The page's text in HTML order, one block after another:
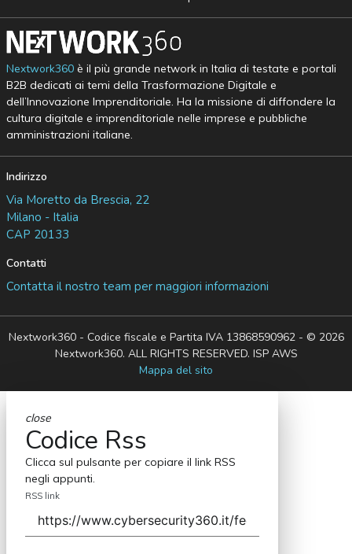
Nextwork360è il più grande network in Italia di testate e portali
B2B dedicati ai temi della Trasformazione Digitale e
dell’Innovazione Imprenditoriale. Ha la missione di diffondere la
cultura digitale e imprenditoriale nelle imprese e pubbliche
amministrazioni italiane.
Indirizzo
Via Moretto da Brescia, 22
Milano - Italia
CAP 20133
Contatti
Contatta il nostro team per maggiori informazioni
Nextwork360 - Codice fiscale e Partita IVA 13868590962 - © 2026
Nextwork360. ALL RIGHTS RESERVED. ISP AWS
Mappa del sito
close
Codice Rss
Clicca sul pulsante per copiare il link RSS
negli appunti.
RSS link